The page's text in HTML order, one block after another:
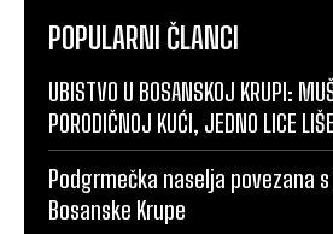
POPULARNI ČLANCI
UBISTVO U BOSANSKOJ KRUPI:
PORODIČNOJ KUĆI, JEDNO LICE
Podgrmečka naselja povezana
Bosanske Krupe